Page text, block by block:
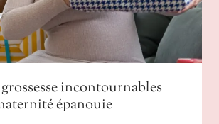
incontournables
épanouie